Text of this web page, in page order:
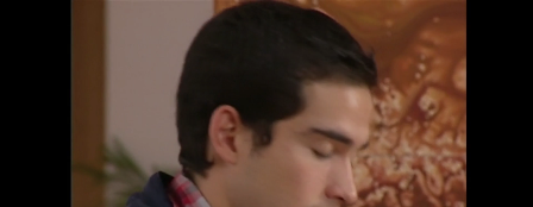
Zbuntowani